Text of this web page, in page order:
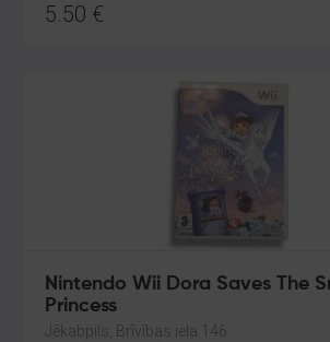
5.50 €
Nintendo Wii Dora Saves The
Princess
Jēkabpils, Brīvības iela 146